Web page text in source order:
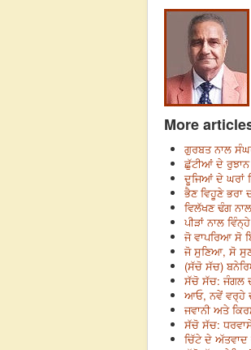
More
ਗੁਰਬਤ ਨਾਲ
ਛੁੱਟੀਆਂ ਦੇ
ਦੂਜਿਆਂ ਦੇ ਘਰਾਂ
ਭੈਣ ਵਿਹੂਣੇ ਭਰਾ
ਵਿਲੱਖਣ ਢੰਗ
ਪੀੜਾਂ ਨਾਲ
ਜੋ ਵਾਪਰਿਆ ਸੋ
ਜੋ ਸੁਣਿਆ, ਸੋ
(ਸੱਚੋ ਸੱਚ)
ਸੱਚੋ ਸੱਚ: ਜੰਗਲ
ਆਓ, ਨਵੇਂ ਵਰ੍ਹੇ
ਜਵਾਨੀ ਅਤੇ
ਸੱਚੋ ਸੱਚ:
ਚਿੱਟੇ ਦੇ ਅੱਤਵਾਦ